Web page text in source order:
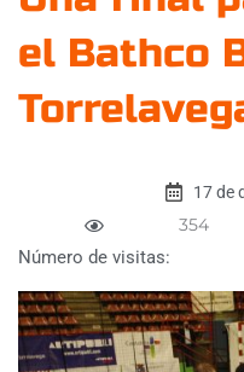
el Bathco
17 de
Número de visitas:
354